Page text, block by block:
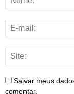
Salvar meus
comentar.